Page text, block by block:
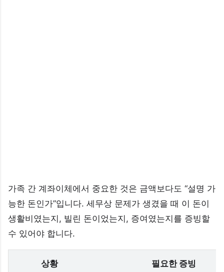
가족 간 계좌이체에서 중요한 것은 금액보다도 “설명 가
능한 돈인가”입니다. 세무상 문제가 생겼을 때 이 돈이
생활비였는지, 빌린 돈이었는지, 증여였는지를 증빙할
수 있어야 합니다.
상황 필요한 증빙